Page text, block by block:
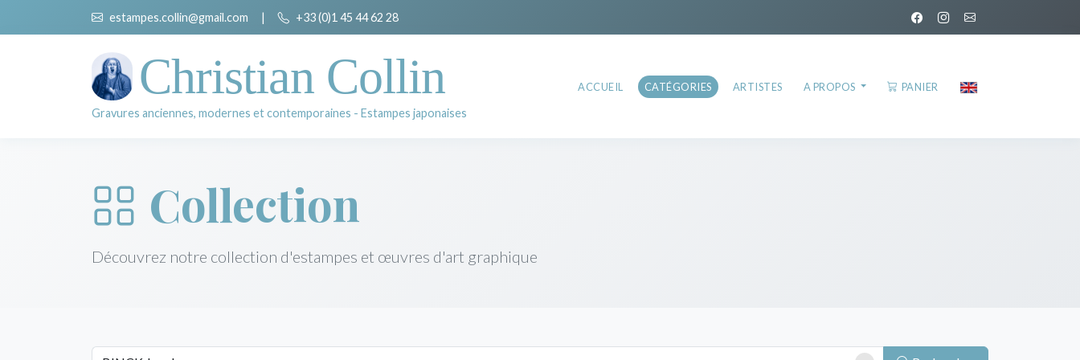
estampes.collin@gmail.com | +33 (0)1 45 44 62 28
Christian Collin
Gravures anciennes, modernes et contemporaines - Estampes japonaises
ACCUEIL CATÉGORIES ARTISTES A PROPOS PANIER
Collection
Découvrez notre collection d'estampes et œuvres d'art graphique